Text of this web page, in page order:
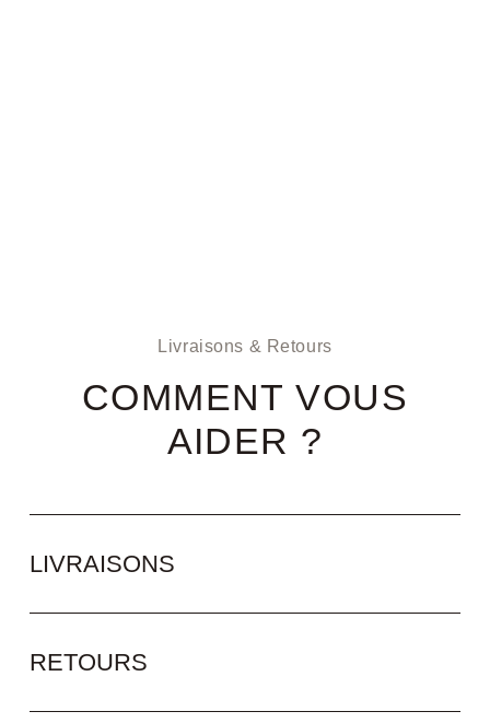
Livraisons & Retours
COMMENT VOUS
AIDER ?
LIVRAISONS
RETOURS